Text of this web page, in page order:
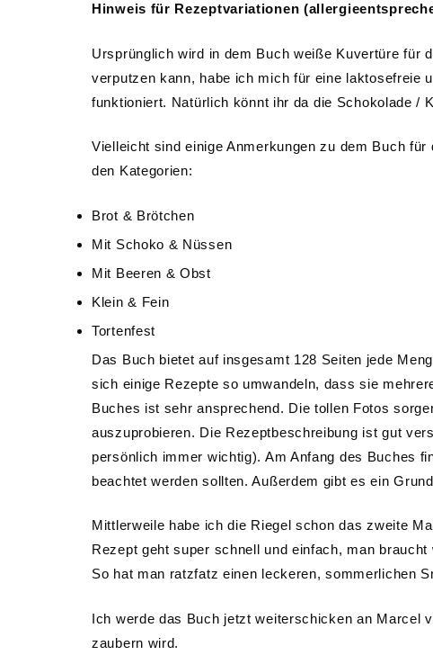
Hinweis für Rezeptvariationen
Ursprünglich wird in dem Buch weiße Kuvertüre für
verputzen kann, habe ich mich für eine laktosefreie
funktioniert. Natürlich könnt ihr da die Schokolade /
Vielleicht sind einige Anmerkungen zu dem Buch
den Kategorien:
Brot & Brötchen
Mit Schoko & Nüssen
Mit Beeren & Obst
Klein & Fein
Tortenfest
Das Buch bietet auf insgesamt 128 Seiten jede
sich einige Rezepte so umwandeln, dass sie
Buches ist sehr ansprechend. Die tollen Fotos
auszuprobieren. Die Rezeptbeschreibung ist gut
persönlich immer wichtig). Am Anfang des Buches
beachtet werden sollten. Außerdem gibt es ein
Mittlerweile habe ich die Riegel schon das zweite
Rezept geht super schnell und einfach, man
So hat man ratzfatz einen leckeren, sommerlichen
Ich werde das Buch jetzt weiterschicken an Marcel
zaubern wird.